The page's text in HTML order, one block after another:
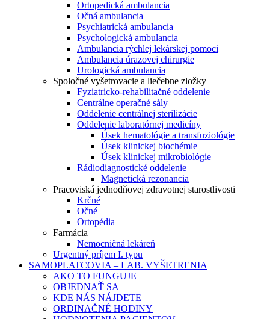
Ortopedická ambulancia
Očná ambulancia
Psychiatrická ambulancia
Psychologická ambulancia
Ambulancia rýchlej lekárskej pomoci
Ambulancia úrazovej chirurgie
Urologická ambulancia
Spoločné vyšetrovacie a liečebne zložky
Fyziatricko-rehabilitačné oddelenie
Centrálne operačné sály
Oddelenie centrálnej sterilizácie
Oddelenie laboratórnej medicíny
Úsek hematológie a transfuziológie
Úsek klinickej biochémie
Úsek klinickej mikrobiológie
Rádiodiagnostické oddelenie
Magnetická rezonancia
Pracoviská jednodňovej zdravotnej starostlivosti
Krčné
Očné
Ortopédia
Farmácia
Nemocničná lekáreň
Urgentný príjem I. typu
SAMOPLATCOVIA – LAB. VYŠETRENIA
AKO TO FUNGUJE
OBJEDNAŤ SA
KDE NÁS NÁJDETE
ORDINAČNÉ HODINY